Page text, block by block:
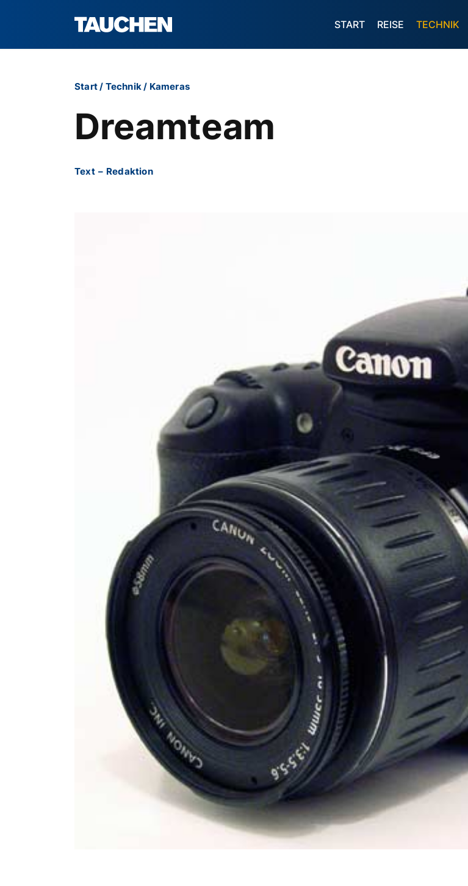
START REISE TECHNIK
Start/ Technik/ Kameras
Dreamteam
Text – Redaktion